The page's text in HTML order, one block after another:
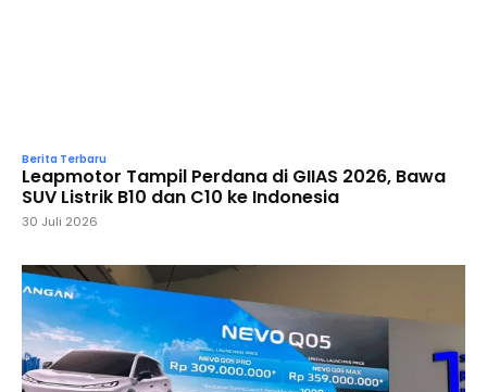
Berita Terbaru
Leapmotor Tampil Perdana di GIIAS 2026, Bawa
SUV Listrik B10 dan C10 ke Indonesia
30 Juli 2026